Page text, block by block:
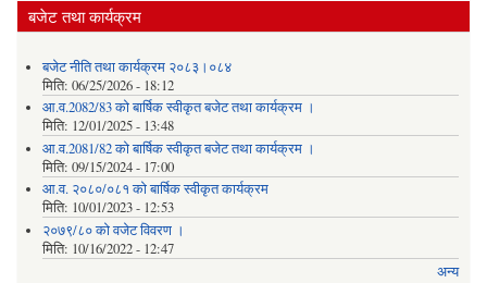
बजेट तथा कार्यक्रम
बजेट नीति तथा कार्यक्रम २०८३।०८४
मिति: 06/25/2026 - 18:12
आ.व.2082/83 को बार्षिक स्वीकृत बजेट तथा कार्यक्रम ।
मिति: 12/01/2025 - 13:48
आ.व.2081/82 को बार्षिक स्वीकृत बजेट तथा कार्यक्रम ।
मिति: 09/15/2024 - 17:00
आ.व. २०८०/०८१ को बार्षिक स्वीकृत कार्यक्रम
मिति: 10/01/2023 - 12:53
२०७९/८० को वजेट विवरण ।
मिति: 10/16/2022 - 12:47
अन्य